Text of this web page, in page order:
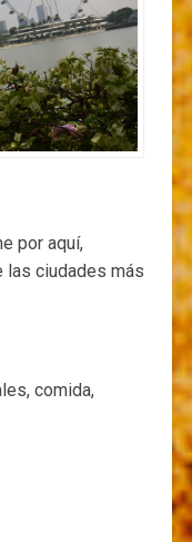
por aquí,
las ciudades más
comida,